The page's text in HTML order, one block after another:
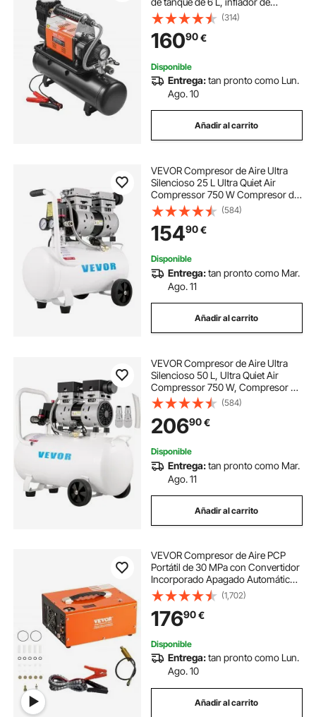
neumáticos portátil de 6,35 CFM,
compresor de aire todoterreno de
150 PSI con inflador de neumáticos
con manómetro digital para
camiones, automóviles, SUV,
vehículos 4 x 4, vehículos
recreativos
(314)
16090€
Disponible
Entrega:tan pronto como Lun.
Ago. 10
Añadir al carrito
VEVOR Compresor de Aire Ultra
Silencioso 25 L Ultra Quiet Air
Compressor 750 W Compresor de
Aire Silencioso de Tanque
Compresor Ultra Silencioso para
Reparaciones en el Hogar, Con
Accesorios Completos
(584)
15490€
Disponible
Entrega:tan pronto como Mar.
Ago. 11
Añadir al carrito
VEVOR Compresor de Aire Ultra
Silencioso 50 L, Ultra Quiet Air
Compressor 750 W, Compresor de
Aire Silencioso de Tanque, 230 V
50 Hz, 68 dB, Compresor Ultra
Silencioso para Reparaciones en el
Hogar
(584)
20690€
Disponible
Entrega:tan pronto como Mar.
Ago. 11
Añadir al carrito
VEVOR Compresor de Aire PCP
Portátil de 30 MPa con Convertidor
Incorporado Apagado Automático
CC 12V/CA 230V Motor de 300W
Bomba de Tanque de Paintball sin
Aceite para Pistola de Aire, Tanque
de Buceo
(1,702)
17690€
Disponible
Entrega:tan pronto como Lun.
Ago. 10
Añadir al carrito